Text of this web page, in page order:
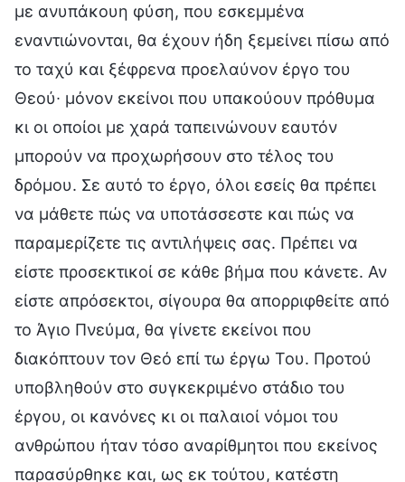
με ανυπάκουη φύση, που εσκεμμένα
εναντιώνονται, θα έχουν ήδη ξεμείνει πίσω από
το ταχύ και ξέφρενα προελαύνον έργο του
Θεού∙ μόνον εκείνοι που υπακούουν πρόθυμα
κι οι οποίοι με χαρά ταπεινώνουν εαυτόν
μπορούν να προχωρήσουν στο τέλος του
δρόμου. Σε αυτό το έργο, όλοι εσείς θα πρέπει
να μάθετε πώς να υποτάσσεστε και πώς να
παραμερίζετε τις αντιλήψεις σας. Πρέπει να
είστε προσεκτικοί σε κάθε βήμα που κάνετε. Αν
είστε απρόσεκτοι, σίγουρα θα απορριφθείτε από
το Άγιο Πνεύμα, θα γίνετε εκείνοι που
διακόπτουν τον Θεό επί τω έργω Του. Προτού
υποβληθούν στο συγκεκριμένο στάδιο του
έργου, οι κανόνες κι οι παλαιοί νόμοι του
ανθρώπου ήταν τόσο αναρίθμητοι που εκείνος
παρασύρθηκε και, ως εκ τούτου, κατέστη